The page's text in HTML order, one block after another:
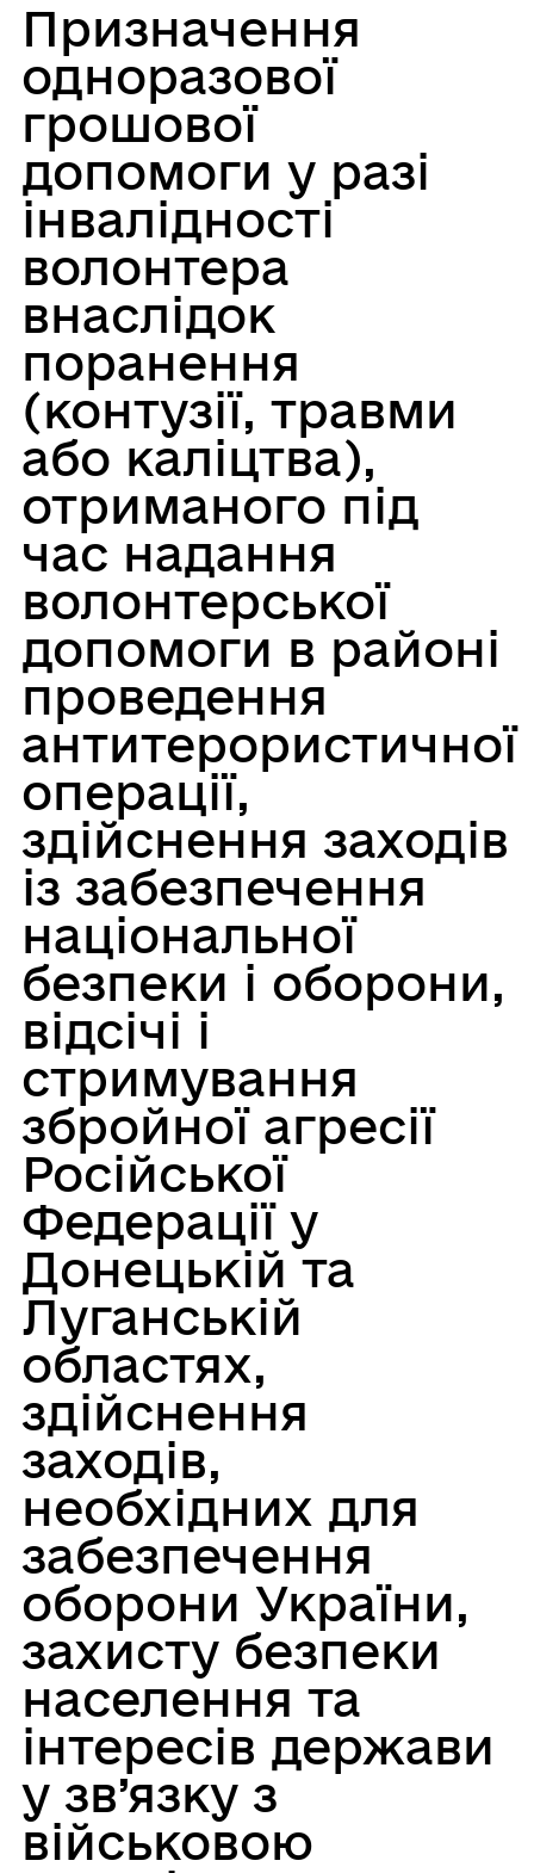
Призначення
одноразової
грошової
допомоги у разі
інвалідності
волонтера
внаслідок
поранення
(контузії, травми
або каліцтва),
отриманого під
час надання
волонтерської
допомоги в районі
проведення
антитерористичної
операції,
здійснення заходів
із забезпечення
національної
безпеки і оборони,
відсічі і
стримування
збройної агресії
Російської
Федерації у
Донецькій та
Луганській
областях,
здійснення
заходів,
необхідних для
забезпечення
оборони України,
захисту безпеки
населення та
інтересів держави
у зв’язку з
військовою